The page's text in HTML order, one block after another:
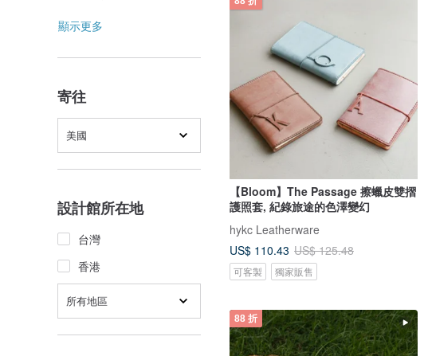
顯示更多
寄往
美國
設計館所在地
台灣
香港
所有地區
【Bloom】The Passage 擦蠟皮雙摺
護照套, 紀錄旅途的色澤變幻
hykc Leatherware
US$ 110.43 US$ 125.48
可客製 獨家販售
88 折